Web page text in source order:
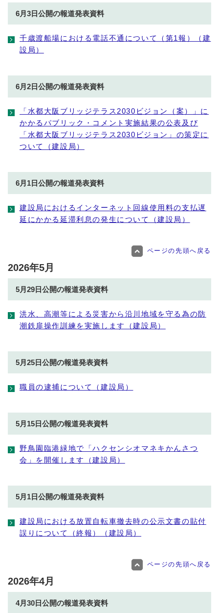
6月3日公開の報道発表資料
千歳渡船場における電話不通について（第1報）（建
設局）
6月2日公開の報道発表資料
「水都大阪ブリッジテラス2030ビジョン（案）」に
かかるパブリック・コメント実施結果の公表及び
「水都大阪ブリッジテラス2030ビジョン」の策定に
ついて（建設局）
6月1日公開の報道発表資料
建設局におけるインターネット回線使用料の支払遅
延にかかる延滞利息の発生について（建設局）
ページの先頭へ戻る
2026年5月
5月29日公開の報道発表資料
洪水、高潮等による災害から沿川地域を守る為の防
潮鉄扉操作訓練を実施します（建設局）
5月25日公開の報道発表資料
職員の逮捕について（建設局）
5月15日公開の報道発表資料
野鳥園臨港緑地で「ハクセンシオマネキかんさつ
会」を開催します（建設局）
5月1日公開の報道発表資料
建設局における放置自転車撤去時の公示文書の貼付
誤りについて（終報）（建設局）
ページの先頭へ戻る
2026年4月
4月30日公開の報道発表資料